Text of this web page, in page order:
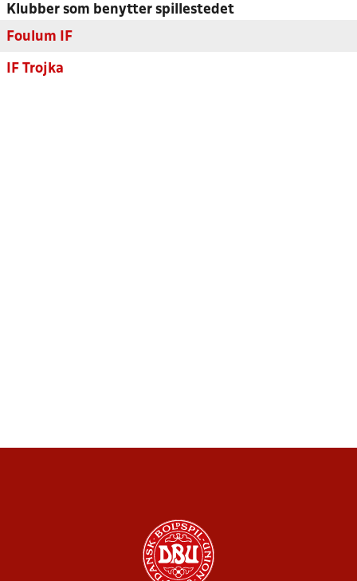
Klubber som benytter spillestedet
Foulum IF
IF Trojka